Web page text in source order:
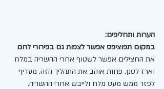
הערות ותחליפים:
במקום תפוציפס אפשר לצפות גם בפירורי לחם
את החצילים אפשר לשטוף אחרי ההשריה במלח
וארז לסנן. פחות אוהב את התהליך הזה. מעדיף
לפזר ממש מעט מלח ולייבש אחרי ההשריה.